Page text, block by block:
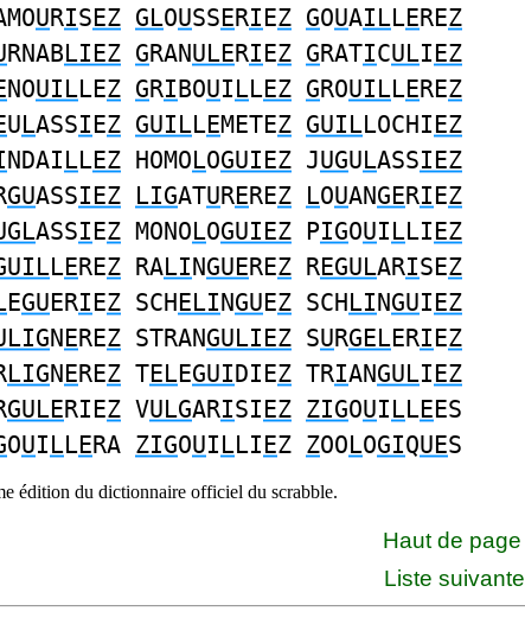
URISEZ GLOUSSERIEZ GOUAILLEREZ
RNABLIEZ GRANULERIEZ GRATICULIEZ
NOUILLEZ GRIBOUILLEZ GROUILLEREZ
ULASSIEZ GUILLEMETEZ GUILLOCHIEZ
NDAILLEZ HOMOLOGUIEZ JUGULASSIEZ
GUASSIEZ LIGATUREREZ LOUANGERIEZ
ASSIEZ MONOLOGUIEZ PIGOUILLIEZ
LEREZ RALINGUEREZ REGULARISEZ
EGUERIEZ SCHELINGUEZ SCHLINGUIEZ
NEREZ STRANGULIEZ SURGELERIEZ
LIGNEREZ TELEGUIDIEZ TRIANGULIEZ
GULERIEZ VULGARISIEZ ZIGOUILLEES
OUILLERA ZIGOUILLIEZ ZOOLOGIQUES
édition du dictionnaire officiel du scrabble.
Haut de page
Liste suivante